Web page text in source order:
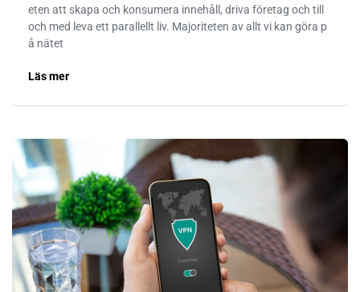
eten att skapa och konsumera innehåll, driva företag och till
och med leva ett parallellt liv. Majoriteten av allt vi kan göra p
å nätet
Läs mer